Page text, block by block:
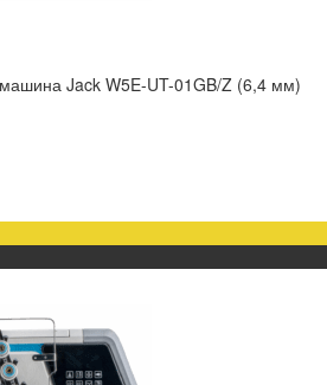
Jack W5E-UT-01GB/Z (6,4 мм)